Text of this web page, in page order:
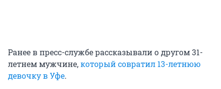
Ранее в пресс-службе рассказывали о другом 31-
летнем мужчине,который совратил 13-летнюю
девочку в Уфе.